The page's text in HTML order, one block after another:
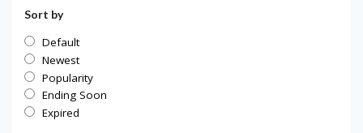
Sort by
Default
Newest
Popularity
Ending Soon
Expired